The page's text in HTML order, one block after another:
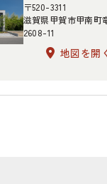
〒520-3311
滋賀県甲賀市甲南町
2608-11
地図を開